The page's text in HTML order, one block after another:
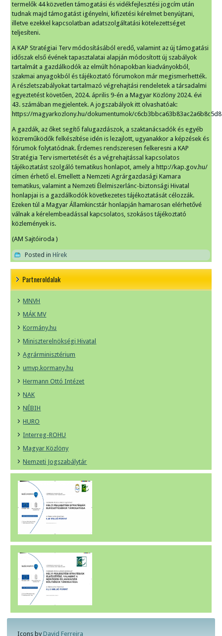
termelők 44 közvetlen támogatási és vidékfejlesztési jogcím után
tudnak majd támogatást igényelni, kifizetési kérelmet benyújtani,
illetve ezekkel kapcsolatban adatszolgáltatási kötelezettséget
teljesíteni.
A KAP Stratégiai Terv módosításából eredő, valamint az új támogatási
időszak első évének tapasztalatai alapján módosított új szabályok
tartalmát a gazdálkodók az elmúlt hónapokban kiadványokból,
szakmai anyagokból és tájékoztató fórumokon már megismerhették.
A részletszabályokat tartalmazó végrehajtási rendeletek a társadalmi
egyeztetést követően, 2024. április 9-én a Magyar Közlöny 2024. évi
43. számában megjelentek. A jogszabályok itt olvashatóak:
https://magyarkozlony.hu/dokumentumok/
A gazdák, az őket segítő falugazdászok, a szaktanácsadók és egyéb
közreműködők felkészítése idén is lezajlott, ugyanakkor a képzések és
fórumok folytatódnak. Érdemes rendszeresen felkeresni a KAP
Stratégia Terv ismertetését és a végrehajtással kapcsolatos
tájékoztatást szolgáló tematikus honlapot, amely a http://kap.gov.hu/
címen érhető el. Emellett a Nemzeti Agrárgazdasági Kamara
tematikus, valamint a Nemzeti Élelmiszerlánc-biztonsági Hivatal
honlapjai is a gazdálkodók következetes tájékoztatását célozzák.
Ezeken túl a Magyar Államkincstár honlapján hamarosan elérhetővé
válnak a kérelembeadással kapcsolatos, szokásos tájékoztató
közlemények is.
(AM Sajtóiroda )
Posted in Hírek
Partneroldalak
MNVH
MÁK MV
Kormány.hu
Miniszterelnökségi Hivatal
Agrárminisztérium
umvp.kormany.hu
Hermann Ottó Intézet
NAK
NÉBIH
HURO
Interreg-ROHU
Magyar Közlöny
Nemzeti Jogszabálytár
Icons by David Ferreira